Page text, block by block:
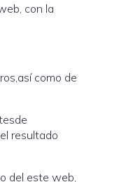
con la
como de
resultado
del este web,